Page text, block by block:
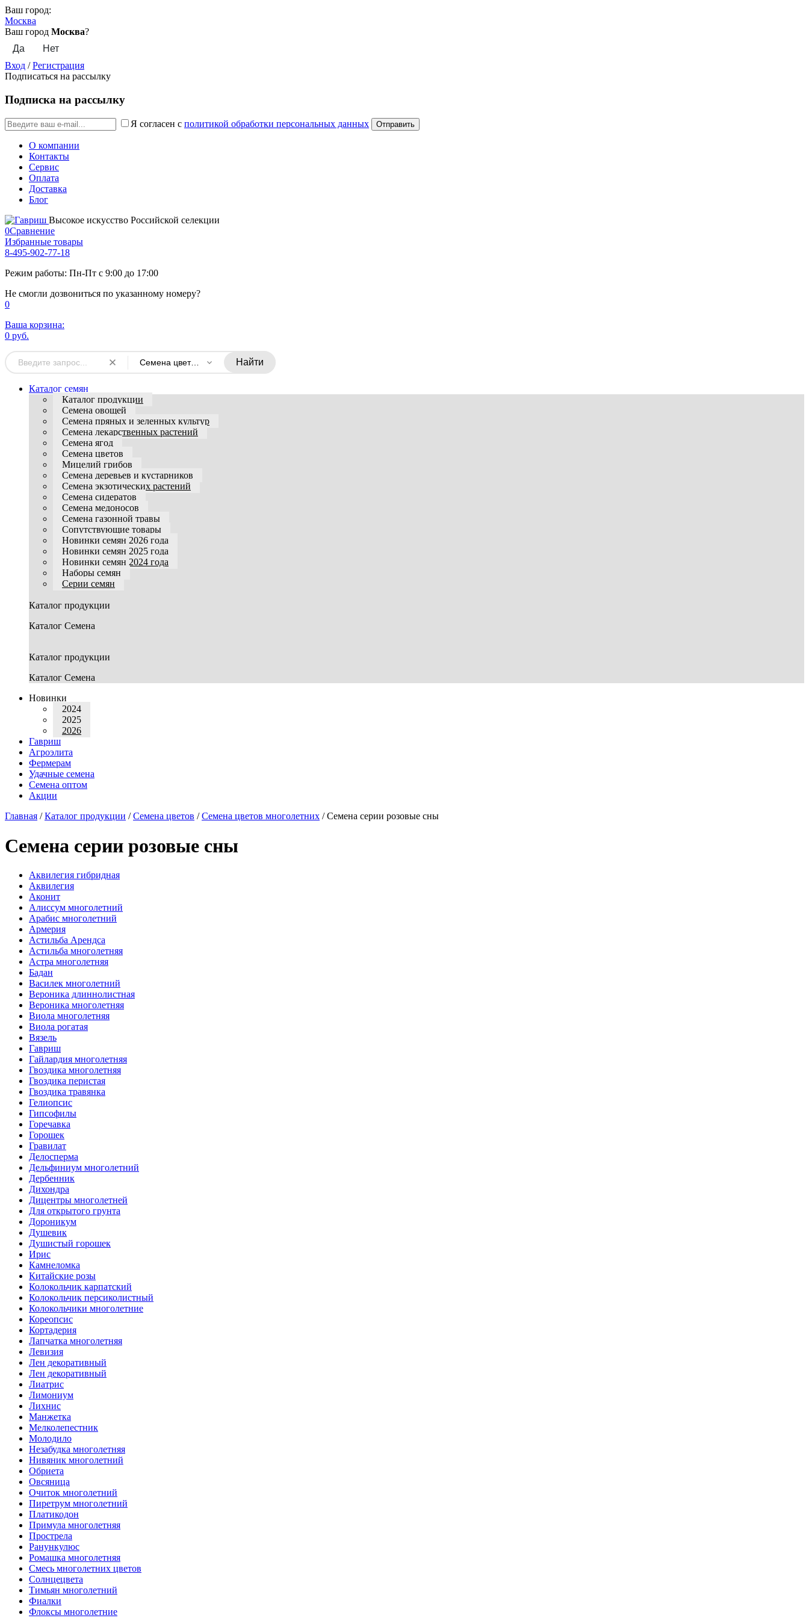
Ваш город:
Москва
Ваш город Москва?
Вход /Регистрация
Подписаться на рассылку
Подписка на рассылку
Я согласен с политикой обработки персональных данных
О компании
Контакты
Сервис
Оплата
Доставка
Блог
Высокое искусство Российской селекции
0Сравнение
Избранные товары
8-495-902-77-18
Режим работы: Пн-Пт с 9:00 до 17:00
Не смогли дозвониться по указанному номеру?
0
Ваша корзина:
0 руб.
Семена цветов многолетних Найти
Каталог семян
Каталог продукции
Семена овощей
Семена пряных и зеленных культур
Семена лекарственных растений
Семена ягод
Семена цветов
Мицелий грибов
Семена деревьев и кустарников
Семена экзотических растений
Семена сидератов
Семена медоносов
Семена газонной травы
Сопутствующие товары
Новинки семян 2026 года
Новинки семян 2025 года
Новинки семян 2024 года
Наборы семян
Серии семян
Каталог продукции
Каталог Семена
Каталог продукции
Каталог Семена
Новинки
2024
2025
2026
Гавриш
Агроэлита
Фермерам
Удачные семена
Семена оптом
Акции
Главная /Каталог продукции /Семена цветов /Семена цветов многолетних /Семена серии розовые сны
Семена серии розовые сны
Аквилегия гибридная
Аквилегия
Аконит
Алиссум многолетний
Арабис многолетний
Армерия
Астильба Арендса
Астильба многолетняя
Астра многолетняя
Бадан
Василек многолетний
Вероника длиннолистная
Вероника многолетняя
Виола многолетняя
Виола рогатая
Вязель
Гавриш
Гайлардия многолетняя
Гвоздика многолетняя
Гвоздика перистая
Гвоздика травянка
Гелиопсис
Гипсофилы
Горечавка
Горошек
Гравилат
Делосперма
Дельфиниум многолетний
Дербенник
Дихондра
Дицентры многолетней
Для открытого грунта
Дороникум
Душевик
Душистый горошек
Ирис
Камнеломка
Китайские розы
Колокольчик карпатский
Колокольчик персиколистный
Колокольчики многолетние
Кореопсис
Кортадерия
Лапчатка многолетняя
Левизия
Лен декоративный
Лен декоративный
Лиатрис
Лимониум
Лихнис
Манжетка
Мелколепестник
Молодило
Незабудка многолетняя
Нивяник многолетний
Обриета
Овсяница
Очиток многолетний
Пиретрум многолетний
Платикодон
Примула многолетняя
Прострела
Ранункулюс
Ромашка многолетняя
Смесь многолетних цветов
Солнцецвета
Тимьян многолетний
Фиалки
Флоксы многолетние